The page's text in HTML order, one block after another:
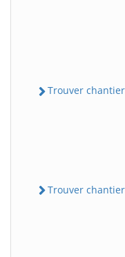
Trouver
Trouver